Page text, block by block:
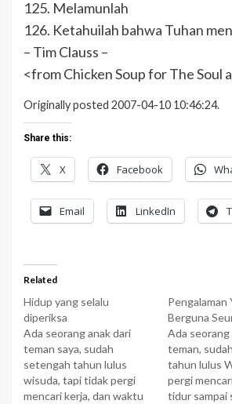
125. Melamunlah
126. Ketahuilah bahwa Tuhan
– Tim Clauss –
<from Chicken Soup for The Soul
Originally posted 2007-04-10 10:46:24.
Share this:
X Facebook
Email LinkedIn
Related
Hidup yang selalu
diperiksa
Ada seorang anak dari
teman saya, sudah
setengah tahun lulus
wisuda, tapi tidak pergi
mencari kerja, dan waktu
Pengalaman
Berguna
Ada seorang
teman,
tahun lulus
pergi
tidur sampai